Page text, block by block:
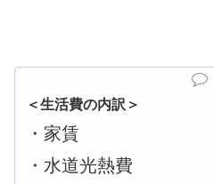
＜生活費の内訳＞
・家賃
・水道光熱費